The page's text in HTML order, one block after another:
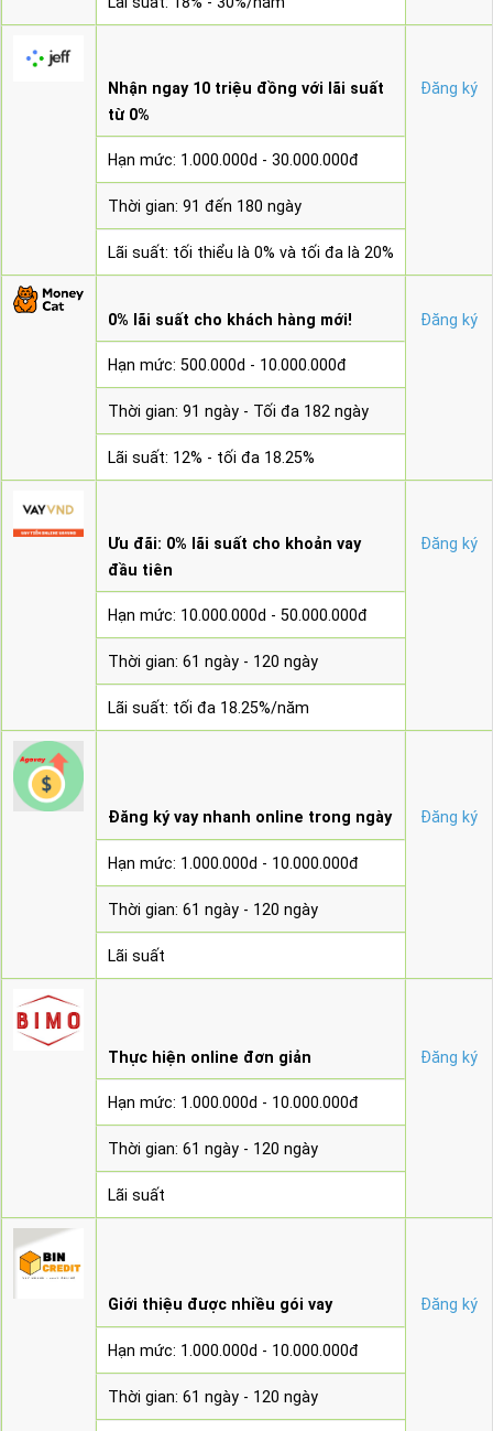
Nhận ngay 10 triệu đồng với lãi suất
từ 0%
Đăng ký
Hạn mức: 1.000.000d - 30.000.000đ
Thời gian: 91 đến 180 ngày
Lãi suất: tối thiểu là 0% và tối đa là 20%
0% lãi suất cho khách hàng mới! Đăng ký
Hạn mức: 500.000d - 10.000.000đ
Thời gian: 91 ngày - Tối đa 182 ngày
Lãi suất: 12% - tối đa 18.25%
Ưu đãi: 0% lãi suất cho khoản vay
đầu tiên
Đăng ký
Hạn mức: 10.000.000d - 50.000.000đ
Thời gian: 61 ngày - 120 ngày
Lãi suất: tối đa 18.25%/năm
Đăng ký vay nhanh online trong ngày Đăng ký
Hạn mức: 1.000.000d - 10.000.000đ
Thời gian: 61 ngày - 120 ngày
Lãi suất
Thực hiện online đơn giản Đăng ký
Hạn mức: 1.000.000d - 10.000.000đ
Thời gian: 61 ngày - 120 ngày
Lãi suất
Giới thiệu được nhiều gói vay Đăng ký
Hạn mức: 1.000.000d - 10.000.000đ
Thời gian: 61 ngày - 120 ngày